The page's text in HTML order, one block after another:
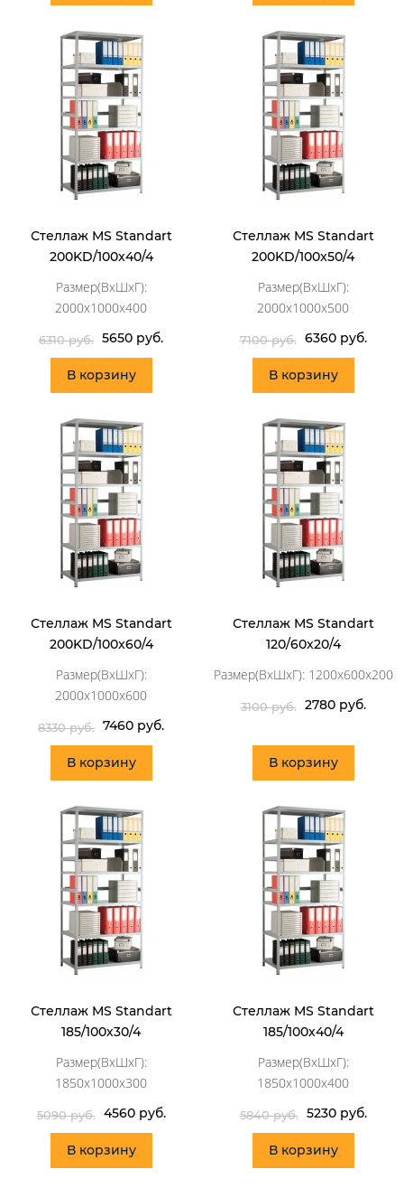
Стеллаж MS Standart
200KD/100x40/4
Размер(ВхШхГ):
2000x1000x400
6310 руб. 5650 руб.
В корзину
Стеллаж MS Standart
200KD/100x50/4
Размер(ВхШхГ):
2000x1000x500
7100 руб. 6360 руб.
В корзину
Стеллаж MS Standart
200KD/100x60/4
Размер(ВхШхГ):
2000x1000x600
8330 руб. 7460 руб.
В корзину
Стеллаж MS Standart
120/60x20/4
Размер(ВхШхГ): 1200x600x200
3100 руб. 2780 руб.
В корзину
Стеллаж MS Standart
185/100х30/4
Размер(ВхШхГ):
1850x1000x300
5090 руб. 4560 руб.
В корзину
Стеллаж MS Standart
185/100х40/4
Размер(ВхШхГ):
1850x1000x400
5840 руб. 5230 руб.
В корзину